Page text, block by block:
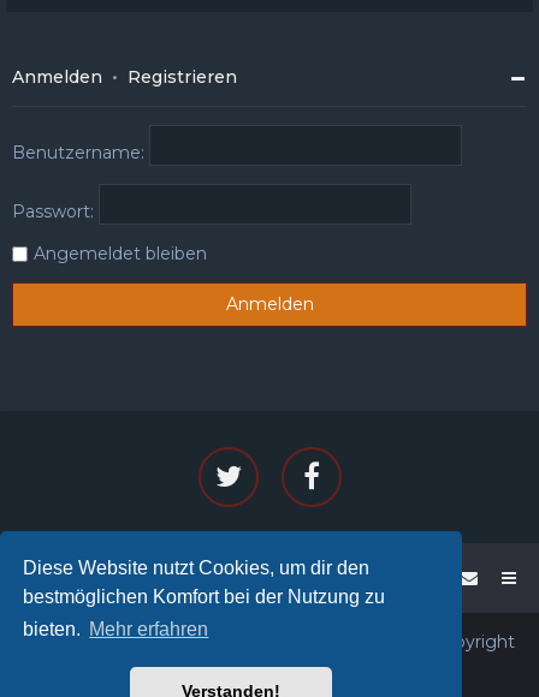
Diese Website nutzt Cookies, um dir den
bestmöglichen Komfort bei der Nutzung zu
bieten. Mehr erfahren
Verstanden!
Anmelden • Registrieren
Benutzername:
Passwort:
Angemeldet bleiben
WoW - PENTA Foren-Übersicht
Powered by phpBB™
• Copyright
© 2026PENTA®All rights reserved.